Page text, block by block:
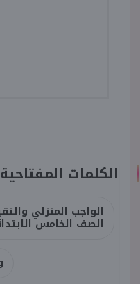
الكلمات المفتاحية
الواجب المنزلي
الصف الخامس